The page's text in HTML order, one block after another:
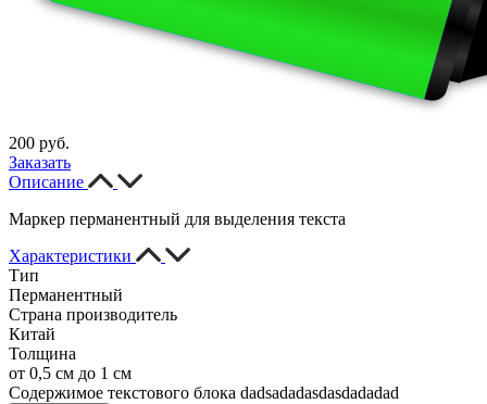
200 руб.
Заказать
Описание
Маркер перманентный для выделения текста
Характеристики
Тип
Перманентный
Страна производитель
Китай
Толщина
от 0,5 см до 1 см
Содержимое текстового блока dadsadadasdasdadadad